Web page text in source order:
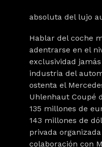
absoluta del lujo
Hablar del coche
adentrarse en el
exclusividad
industria del
ostenta el
Uhlenhaut Coupé
135 millones de
143 millones de
privada
colaboración con